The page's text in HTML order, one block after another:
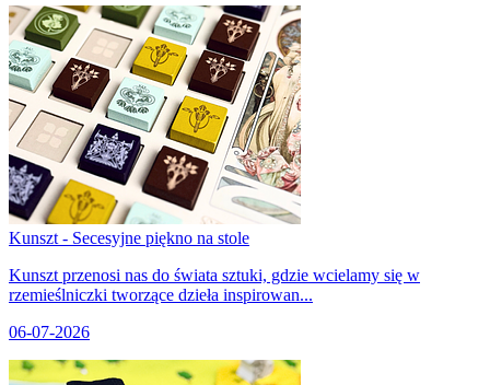
Kunszt - Secesyjne piękno na stole
Kunszt przenosi nas do świata sztuki, gdzie wcielamy się w
rzemieślniczki tworzące dzieła inspirowan...
06-07-2026